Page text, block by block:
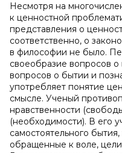
Несмотря на
к ценностной
представления о
соответственно, о
в философии не было.
своеобразие вопросов о
вопросов о бытии и
употребляет понятие
смысле. Ученый
нравственности
(необходимости). В его
самостоятельного
обращенные к воле,